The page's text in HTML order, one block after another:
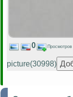
0 Просмотров
picture(30998)